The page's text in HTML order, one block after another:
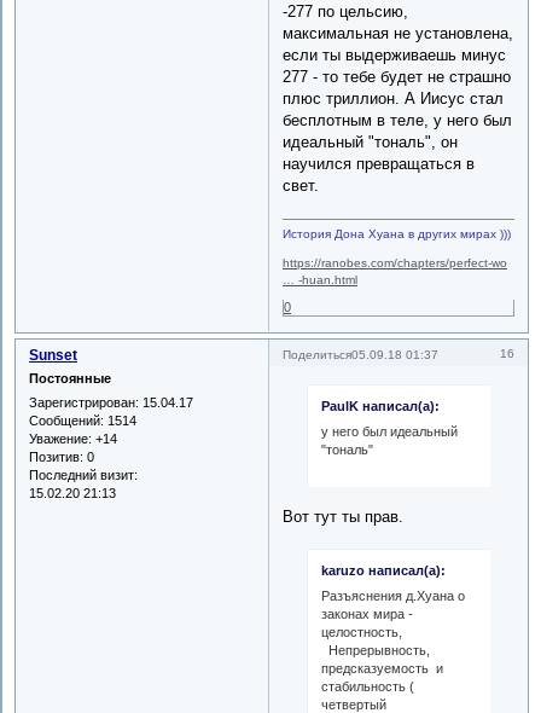
-277 по цельсию,
максимальная не установлена,
если ты выдерживаешь минус
277 - то тебе будет не страшно
плюс триллион. А Иисус стал
бесплотным в теле, у него был
идеальный "тональ", он
научился превращаться в
свет.
История Дона Хуана в других мирах )))
https://ranobes.com/chapters/perfect-wo
… -huan.html
0
Поделиться 16
05.09.18 01:37
Sunset
Постоянные
Зарегистрирован: 15.04.17
Сообщений: 1514
Уважение: +14
Позитив: 0
Последний визит:
15.02.20 21:13
PaulK написал(а):
у него был идеальный
"тональ"
Вот тут ты прав.
karuzo написал(а):
Разъяснения д.Хуана о
законах мира -
целостность,
Непрерывность,
предсказуемость и
стабильность (
четвертый